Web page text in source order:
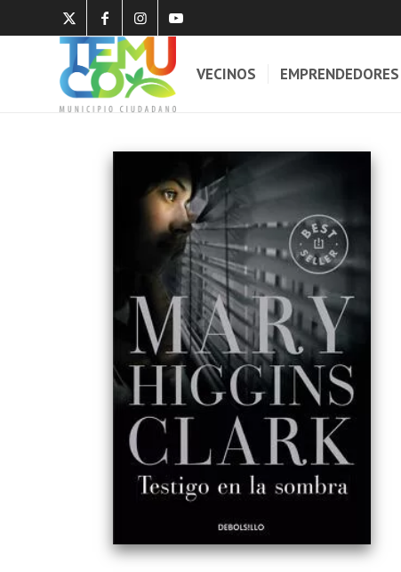
VECINOS EMPRENDEDORES